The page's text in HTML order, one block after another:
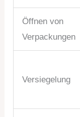
Öffnen von
Verpackungen
Versiegelung